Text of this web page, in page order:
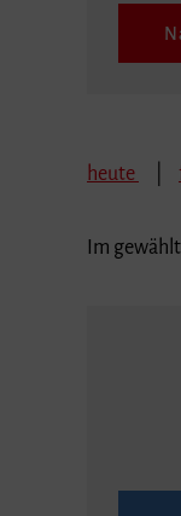
heute
Im